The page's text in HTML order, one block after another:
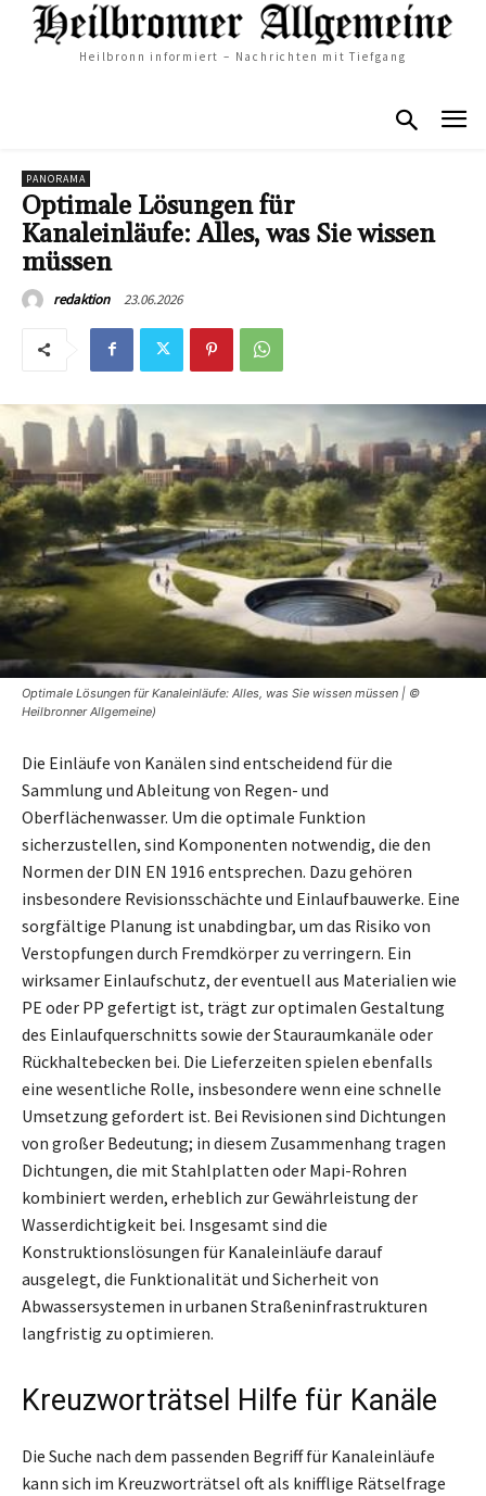
Heilbronn informiert – Nachrichten mit Tiefgang
PANORAMA
Optimale Lösungen für
Kanaleinläufe: Alles, was Sie wissen
müssen
redaktion 23.06.2026
Optimale Lösungen für Kanaleinläufe: Alles, was Sie wissen müssen | ©
Heilbronner Allgemeine)
Die Einläufe von Kanälen sind entscheidend für die
Sammlung und Ableitung von Regen- und
Oberflächenwasser. Um die optimale Funktion
sicherzustellen, sind Komponenten notwendig, die den
Normen der DIN EN 1916 entsprechen. Dazu gehören
insbesondere Revisionsschächte und Einlaufbauwerke. Eine
sorgfältige Planung ist unabdingbar, um das Risiko von
Verstopfungen durch Fremdkörper zu verringern. Ein
wirksamer Einlaufschutz, der eventuell aus Materialien wie
PE oder PP gefertigt ist, trägt zur optimalen Gestaltung
des Einlaufquerschnitts sowie der Stauraumkanäle oder
Rückhaltebecken bei. Die Lieferzeiten spielen ebenfalls
eine wesentliche Rolle, insbesondere wenn eine schnelle
Umsetzung gefordert ist. Bei Revisionen sind Dichtungen
von großer Bedeutung; in diesem Zusammenhang tragen
Dichtungen, die mit Stahlplatten oder Mapi-Rohren
kombiniert werden, erheblich zur Gewährleistung der
Wasserdichtigkeit bei. Insgesamt sind die
Konstruktionslösungen für Kanaleinläufe darauf
ausgelegt, die Funktionalität und Sicherheit von
Abwassersystemen in urbanen Straßeninfrastrukturen
langfristig zu optimieren.
Kreuzworträtsel Hilfe für Kanäle
Die Suche nach dem passenden Begriff für Kanaleinläufe
kann sich im Kreuzworträtsel oft als knifflige Rätselfrage